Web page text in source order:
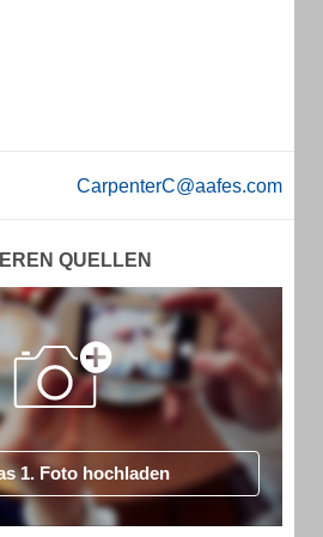
CarpenterC@aafes.com
QUELLEN
1. Foto hochladen